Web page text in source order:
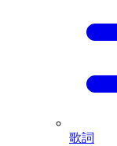
歌詞